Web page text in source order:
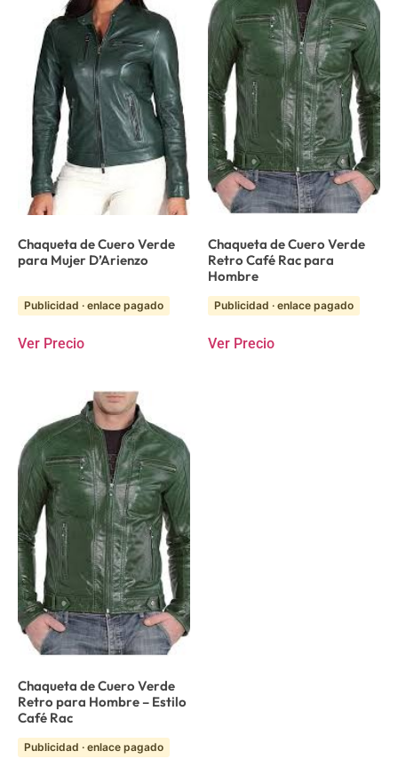
Chaqueta de Cuero Verde
para Mujer D’Arienzo
Publicidad · enlace pagado
Ver Precio
Chaqueta de Cuero Verde
Retro Café Rac para
Hombre
Publicidad · enlace pagado
Ver Precio
Chaqueta de Cuero Verde
Retro para Hombre – Estilo
Café Rac
Publicidad · enlace pagado